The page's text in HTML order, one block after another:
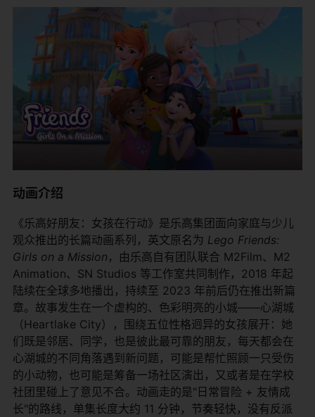
动画介绍
《乐高好朋友：女孩在行动》是乐高集团面向家庭与少儿
观众推出的长篇动画系列，英文原名为 Lego Friends:
Girls on a Mission ，由乐高自有团队联合 M2Film、M2
Animation、SN Studios 等工作室共同制作，2018 年起
陆续在全球多地播出，持续至 2023 年前后仍在推出新篇
章。故事发生在一个虚构的、色彩明亮的小城——心湖城
（Heartlake City），围绕五位性格迥异的女孩展开：她
们既是邻居、同学，也是彼此最可靠的朋友，每天都会在
心湖城的不同角落遇到新问题，可能是帮忙照顾一只受伤
的小动物，也可能是筹备一场社区演出，又或者是在学校
社团里碰上了意见不合。动画走的是"日常冒险 + 友情成
长"的路线，单集长度大约 11 分钟，节奏轻快，没有反派